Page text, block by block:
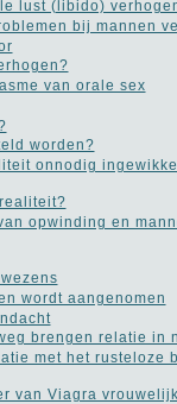
lust (libido)
bij mannen
van orale sex
worden?
onnodig
opwinding en
wordt aangenomen
brengen relatie in
met het rusteloze
van Viagra